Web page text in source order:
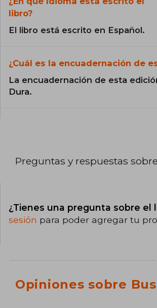
libro?
El libro está escrito en Español.
¿Cuál es la encuadernación de
La encuadernación de esta
Dura.
Preguntas y respuestas
¿Tienes una pregunta sobre el
sesión para poder agregar tu
Opiniones sobre